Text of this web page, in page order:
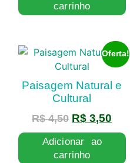
carrinho
Oferta!
Paisagem Natural e
Cultural
R$4,50 R$ 3,50
Adicionar ao
carrinho